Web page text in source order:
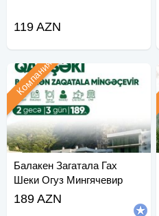
119 AZN
Балакен Загатала Гах
Шеки Огуз Мингячевир
Компания
189 AZN